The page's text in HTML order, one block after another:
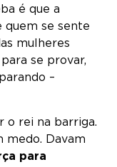
é que a
quem se sente
mulheres
se provar,
–
o rei na barriga.
medo. Davam
para